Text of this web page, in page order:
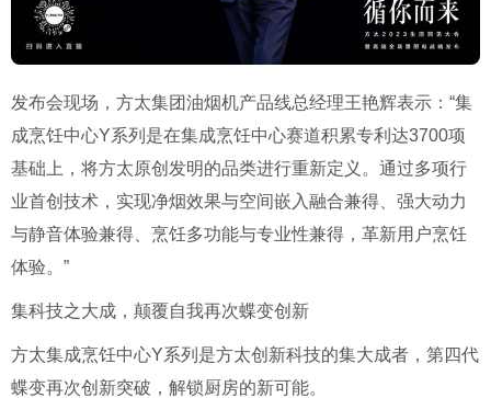
发布会现场，方太集团油烟机产品线总经理王艳辉表示：“集
成烹饪中心Y系列是在集成烹饪中心赛道积累专利达3700项
基础上，将方太原创发明的品类进行重新定义。通过多项行
业首创技术，实现净烟效果与空间嵌入融合兼得、强大动力
与静音体验兼得、烹饪多功能与专业性兼得，革新用户烹饪
体验。”
集科技之大成，颠覆自我再次蝶变创新
方太集成烹饪中心Y系列是方太创新科技的集大成者，第四代
蝶变再次创新突破，解锁厨房的新可能。